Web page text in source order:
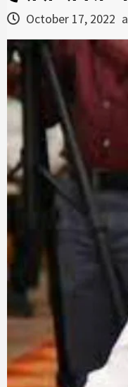
October 17, 2022